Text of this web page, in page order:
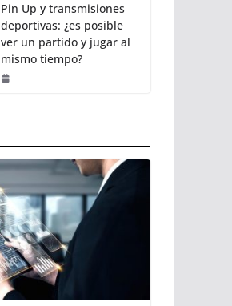
Pin Up y transmisiones
deportivas: ¿es posible
ver un partido y jugar al
mismo tiempo?